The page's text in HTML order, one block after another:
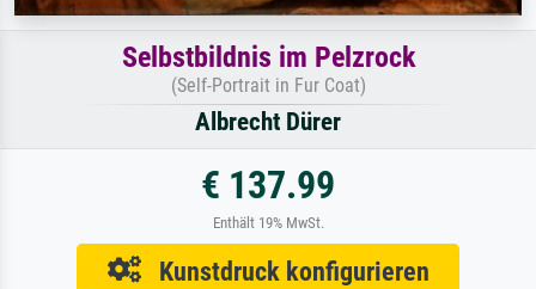
Selbstbildnis im Pelzrock
(Self-Portrait in Fur Coat)
Albrecht Dürer
€ 137.99
Enthält 19% MwSt.
Kunstdruck konfigurieren